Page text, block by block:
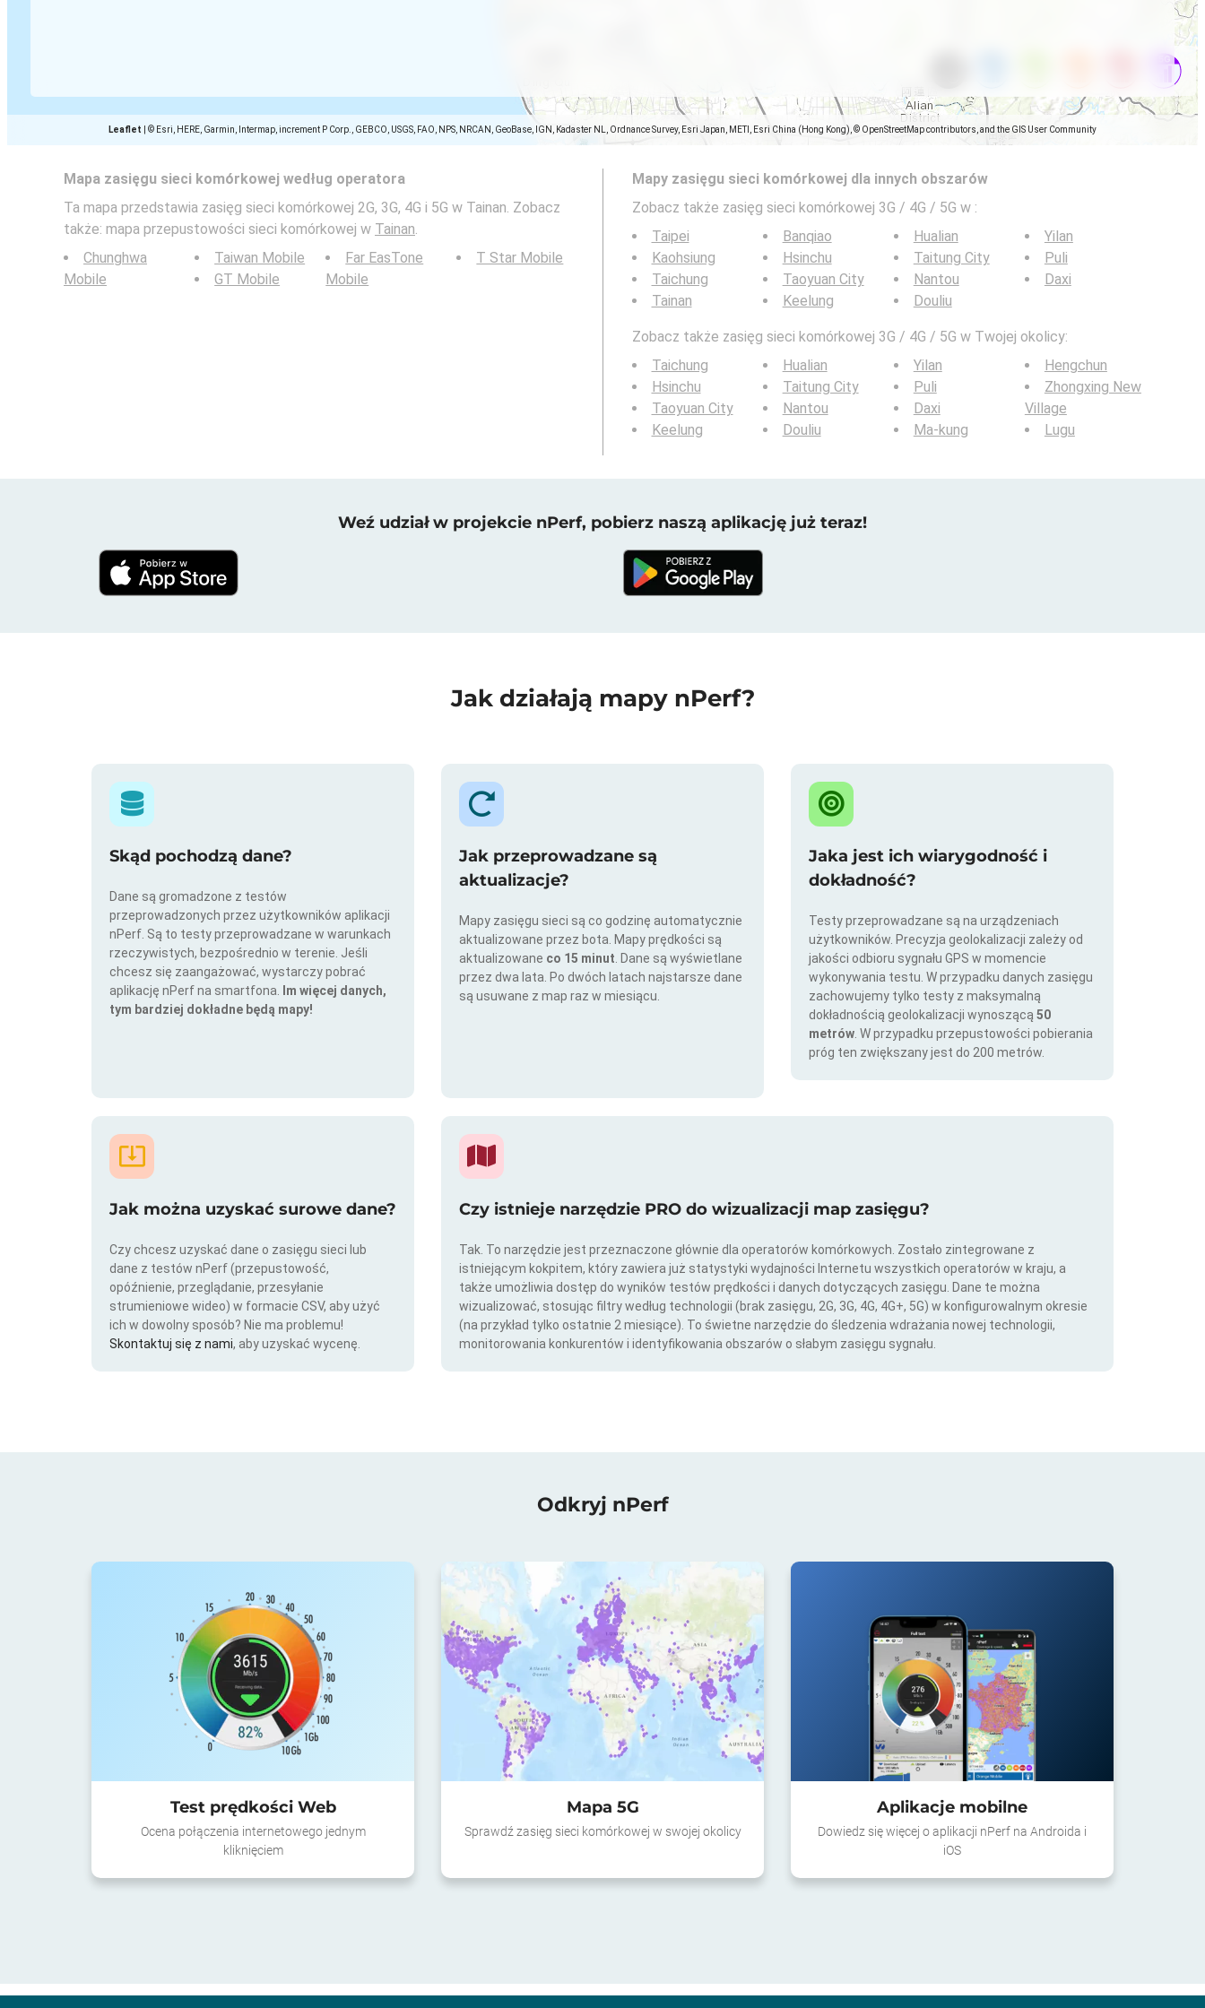
Leaflet © Esri, HERE, Garmin, Intermap, increment P Corp., GEBCO, USGS, FAO, NPS, NRCAN, GeoBase, IGN, Kadaster NL, Ordnance Survey, Esri Japan, METI, Esri China (Hong Kong), © OpenStreetMap contributors, and the GIS User Community
Mapa zasięgu sieci komórkowej według operatora
Ta mapa przedstawia zasięg sieci komórkowej 2G, 3G, 4G i 5G w Tainan. Zobacz
także: mapa przepustowości sieci komórkowej w Tainan.
Chunghwa
Mobile
Taiwan Mobile
GT Mobile
Far EasTone
Mobile
T Star Mobile
Mapy zasięgu sieci komórkowej dla innych obszarów
Zobacz także zasięg sieci komórkowej 3G / 4G / 5G w :
Taipei
Kaohsiung
Taichung
Tainan
Banqiao
Hsinchu
Taoyuan City
Keelung
Hualian
Taitung City
Nantou
Douliu
Yilan
Puli
Daxi
Zobacz także zasięg sieci komórkowej 3G / 4G / 5G w Twojej okolicy:
Taichung
Hsinchu
Taoyuan City
Keelung
Hualian
Taitung City
Nantou
Douliu
Yilan
Puli
Daxi
Ma-kung
Hengchun
Zhongxing New
Village
Lugu
Weź udział w projekcie nPerf, pobierz naszą aplikację już teraz!
Jak działają mapy nPerf?
Skąd pochodzą dane?
Dane są gromadzone z testów
przeprowadzonych przez użytkowników aplikacji
nPerf. Są to testy przeprowadzane w warunkach
rzeczywistych, bezpośrednio w terenie. Jeśli
chcesz się zaangażować, wystarczy pobrać
aplikację nPerf na smartfona.
Im więcej danych,
tym bardziej dokładne będą mapy!
Jak przeprowadzane są
aktualizacje?
Mapy zasięgu sieci są co godzinę automatycznie
aktualizowane przez bota. Mapy prędkości są
aktualizowane co 15 minut . Dane są wyświetlane
przez dwa lata. Po dwóch latach najstarsze dane
są usuwane z map raz w miesiącu.
Jaka jest ich wiarygodność i
dokładność?
Testy przeprowadzane są na urządzeniach
użytkowników. Precyzja geolokalizacji zależy od
jakości odbioru sygnału GPS w momencie
wykonywania testu. W przypadku danych zasięgu
zachowujemy tylko testy z maksymalną
dokładnością geolokalizacji wynoszącą 50
metrów . W przypadku przepustowości pobierania
próg ten zwiększany jest do 200 metrów.
Jak można uzyskać surowe dane?
Czy chcesz uzyskać dane o zasięgu sieci lub
dane z testów nPerf (przepustowość,
opóźnienie, przeglądanie, przesyłanie
strumieniowe wideo) w formacie CSV, aby użyć
ich w dowolny sposób? Nie ma problemu!
Skontaktuj się z nami, aby uzyskać wycenę.
Czy istnieje narzędzie PRO do wizualizacji map zasięgu?
Tak. To narzędzie jest przeznaczone głównie dla operatorów komórkowych. Zostało zintegrowane z
istniejącym kokpitem, który zawiera już statystyki wydajności Internetu wszystkich operatorów w kraju, a
także umożliwia dostęp do wyników testów prędkości i danych dotyczących zasięgu. Dane te można
wizualizować, stosując filtry według technologii (brak zasięgu, 2G, 3G, 4G, 4G+, 5G) w konfigurowalnym okresie
(na przykład tylko ostatnie 2 miesiące). To świetne narzędzie do śledzenia wdrażania nowej technologii,
monitorowania konkurentów i identyfikowania obszarów o słabym zasięgu sygnału.
Odkryj nPerf
Test prędkości Web
Ocena połączenia internetowego jednym
kliknięciem
Mapa 5G
Sprawdź zasięg sieci komórkowej w swojej okolicy
Aplikacje mobilne
Dowiedz się więcej o aplikacji nPerf na Androida i
iOS